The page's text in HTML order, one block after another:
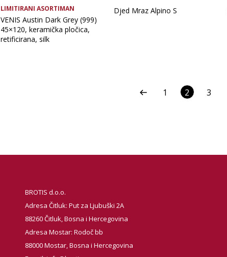
LIMITIRANI ASORTIMAN
VENIS Austin Dark Grey (999)
45×120, keramička pločica,
retificirana, silk
Djed Mraz Alpino S
1 2 3
BROTIS d.o.o.
Adresa Čitluk: Put za Ljubuški 2A
88260 Čitluk, Bosna i Hercegovina
Adresa Mostar: Rodoč bb
88000 Mostar, Bosna i Hercegovina